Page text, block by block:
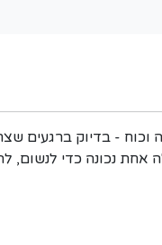
וכוח - בדיוק ברגעים
אחת נכונה כדי לנשום,